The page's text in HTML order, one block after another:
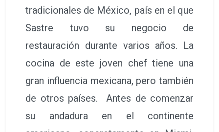
tradicionales de México, país en el que
Sastre tuvo su negocio de
restauración durante varios años. La
cocina de este joven chef tiene una
gran influencia mexicana, pero también
de otros países. Antes de comenzar
su andadura en el continente